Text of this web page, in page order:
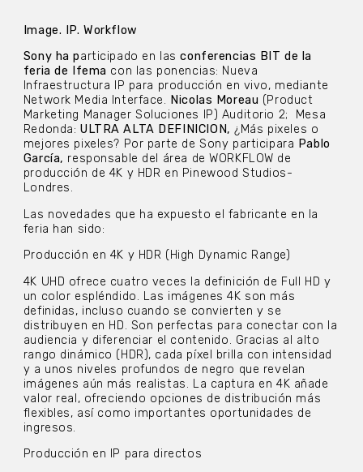
Image. IP. Workflow
Sony ha participado en lasconferencias BIT de la
feria de Ifema con las ponencias: Nueva
Infraestructura IP para producción en vivo, mediante
Network Media Interface. Nicolas Moreau (Product
Marketing Manager Soluciones IP) Auditorio 2; Mesa
Redonda: ULTRA ALTA DEFINICION, ¿Más pixeles o
mejores pixeles? Por parte de Sony participara Pablo
García, responsable del área de WORKFLOW de
producción de 4K y HDR en Pinewood Studios-
Londres.
Las novedades que ha expuesto el fabricante en la
feria han sido:
Producción en 4K y HDR (High Dynamic Range)
4K UHD ofrece cuatro veces la definición de Full HD y
un color espléndido. Las imágenes 4K son más
definidas, incluso cuando se convierten y se
distribuyen en HD. Son perfectas para conectar con la
audiencia y diferenciar el contenido. Gracias al alto
rango dinámico (HDR), cada píxel brilla con intensidad
y a unos niveles profundos de negro que revelan
imágenes aún más realistas. La captura en 4K añade
valor real, ofreciendo opciones de distribución más
flexibles, así como importantes oportunidades de
ingresos.
Producción en IP para directos